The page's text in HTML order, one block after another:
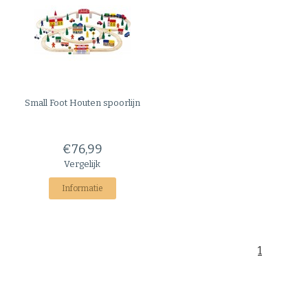
Small FootHouten spoorlijn
€76,99
Vergelijk
Informatie
1